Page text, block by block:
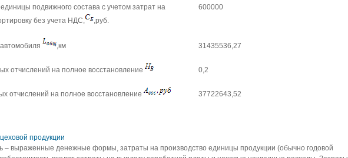
подвижного состава с учетом затрат на
без учета НДС,
,руб.
600000
,км 31435536,27
отчислений на полное восстановление 0,2
отчислений на полное восстановление 37722643,52
продукции
– выраженные денежные формы, затраты на производство единицы продукции (обычно годовой